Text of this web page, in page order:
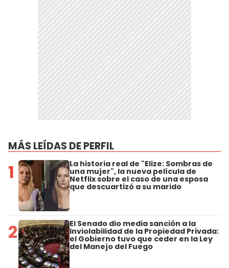
MÁS LEÍDAS DE PERFIL
1 La historia real de "Elize: Sombras de
una mujer", la nueva película de
Netflix sobre el caso de una esposa
que descuartizó a su marido
2 El Senado dio media sanción a la
Inviolabilidad de la Propiedad Privada:
el Gobierno tuvo que ceder en la Ley
del Manejo del Fuego